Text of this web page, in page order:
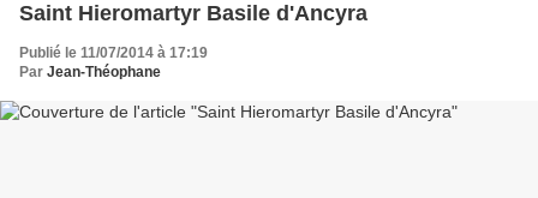
Saint Hieromartyr Basile d'Ancyra
Publié le 11/07/2014 à 17:19
Par Jean-Théophane